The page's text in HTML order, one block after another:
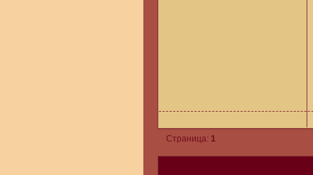
Страница: 1